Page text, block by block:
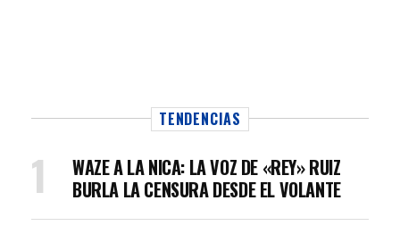
TENDENCIAS
WAZE A LA NICA: LA VOZ DE «REY» RUIZ
BURLA LA CENSURA DESDE EL VOLANTE